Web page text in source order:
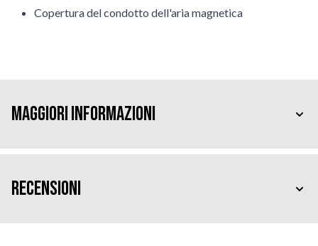
Copertura del condotto dell'aria magnetica
Maggiori Informazioni
Recensioni